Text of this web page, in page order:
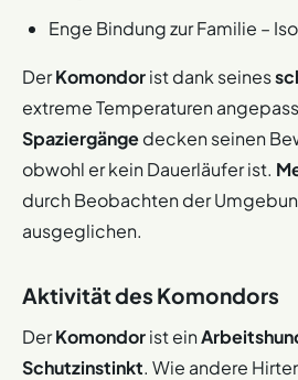
Enge Bindung zur Familie –
DerKomondorist dank seines
extreme Temperaturen
Spaziergängedecken seinen
obwohl er kein Dauerläufer ist.
durch Beobachten der
ausgeglichen.
Aktivität des Komondors
DerKomondorist ein
Schutzinstinkt. Wie andere